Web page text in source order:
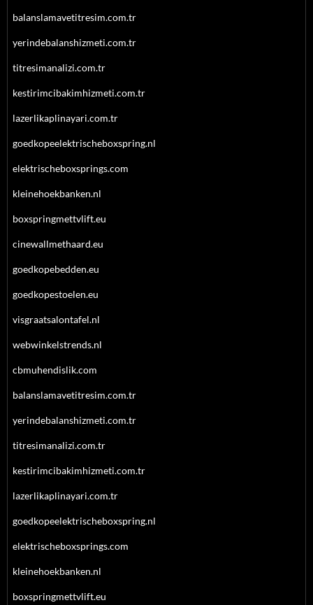
balanslamavetitresim.com.tr
yerindebalanshizmeti.com.tr
titresimanalizi.com.tr
kestirimcibakimhizmeti.com.tr
lazerlikaplinayari.com.tr
goedkopeelektrischeboxspring.nl
elektrischeboxsprings.com
kleinehoekbanken.nl
boxspringmettvlift.eu
cinewallmethaard.eu
goedkopebedden.eu
goedkopestoelen.eu
visgraatsalontafel.nl
webwinkelstrends.nl
cbmuhendislik.com
balanslamavetitresim.com.tr
yerindebalanshizmeti.com.tr
titresimanalizi.com.tr
kestirimcibakimhizmeti.com.tr
lazerlikaplinayari.com.tr
goedkopeelektrischeboxspring.nl
elektrischeboxsprings.com
kleinehoekbanken.nl
boxspringmettvlift.eu